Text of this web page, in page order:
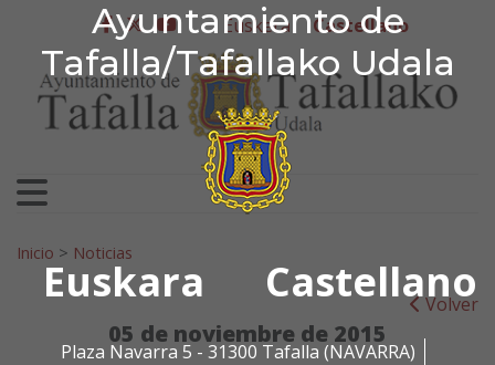
Ayuntamiento de
Tafalla/Tafallako Udala
Euskara Castellano
Plaza Navarra 5 - 31300 Tafalla (NAVARRA)
Ir al contenido
Ayuntamiento de
facebook
twitter
youtube
Euskera Castellano
Search for:
Inicio > Noticias
Volver
05 de noviembre de 2015